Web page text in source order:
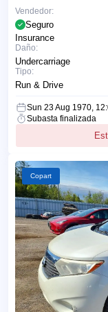
Vendedor:
Seguro
Insurance
Daño:
Undercarriage
Tipo:
Run & Drive
Sun 23 Aug 1970,
Subasta finalizada
Copart